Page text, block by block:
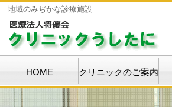
地域のみぢかな診療施設
HOME クリニックのご案内